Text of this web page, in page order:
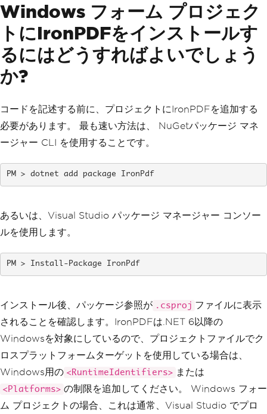
Windows フォーム プロジェク
トにIronPDFをインストールす
るにはどうすればよいでしょう
か?
コードを記述する前に、プロジェクトにIronPDFを追加する
必要があります。 最も速い方法は、 NuGetパッケージ マネ
ージャー CLI を使用することです。
dotnet add package IronPdf
あるいは、Visual Studio パッケージ マネージャー コンソー
ルを使用します。
Install-Package IronPdf
インストール後、パッケージ参照が .csproj ファイルに表示
されることを確認します。IronPDFは.NET 6以降の
Windowsを対象にしているので、プロジェクトファイルでク
ロスプラットフォームターゲットを使用している場合は、
Windows用の <RuntimeIdentifiers> または
<Platforms> の制限を追加してください。 Windows フォー
ム プロジェクトの場合、これは通常、Visual Studio でプロ